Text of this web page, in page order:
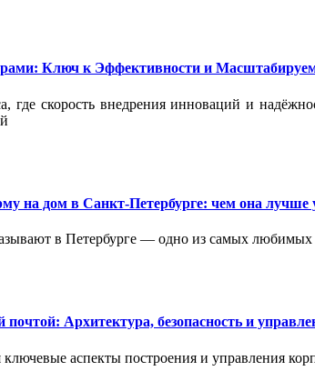
Ключ к Эффективности и
где скорость внедрения инноваций и
на дом в Санкт-Петербурге: чем она лучше
в Петербурге — одно из самых любимых
Архитектура, безопасность и
ключевые аспекты построения и управления